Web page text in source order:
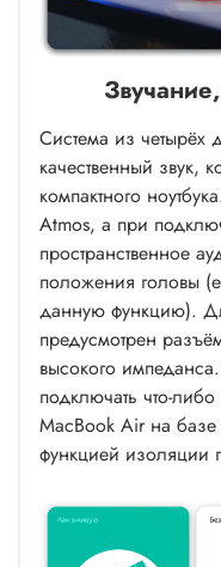
Система из четырёх
качественный звук,
компактного
Atmos, а при
пространственное
положения головы
данную функцию).
предусмотрен
высокого
подключать что-
MacBook Air на
функцией изоляции